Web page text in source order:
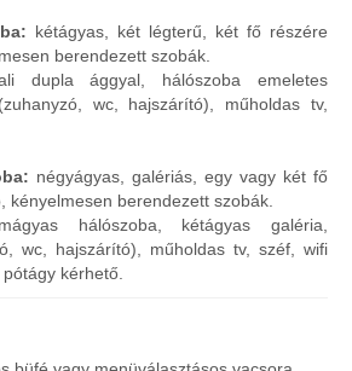
kétágyas, két légterű, két fő részére
berendezett szobák.
dupla ággyal, hálószoba emeletes
wc, hajszárító), műholdas tv,
négyágyas, galériás, egy vagy két fő
kényelmesen berendezett szobák.
hálószoba, kétágyas galéria,
wc, hajszárító), műholdas tv, széf, wifi
kérhető.